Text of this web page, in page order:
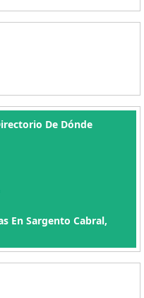
De Dónde
En Sargento Cabral,